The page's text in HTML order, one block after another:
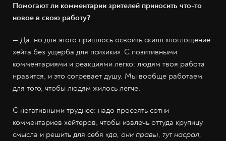
Помогают ли комментарии зрителей приносить что-то
новое в свою работу?
— Да, но для этого пришлось освоить скилл «поглощение
хейта без ущерба для психики». С позитивными
комментариями и реакциями легко: людям твоя работа
нравится, и это согревает душу. Мы вообще работаем
для того, чтобы людям жилось легче.
С негативными труднее: надо просеять сотни
комментариев хейтеров, чтобы извлечь оттуда крупицу
смысла и решить для себя «да, они правы, тут насрал,